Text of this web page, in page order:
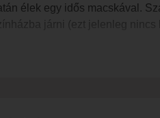
élek egy idős macskával.
barátságos, segítőkész,